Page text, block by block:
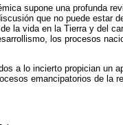
supone una profunda
que no puede estar
la vida en la Tierra y del
los procesos
a lo incierto propician un
emancipatorios de la